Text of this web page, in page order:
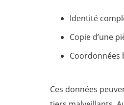
Identité
Copie d’une
Coordonnées
Ces données